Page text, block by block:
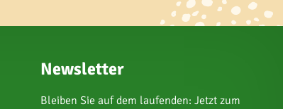
Newsletter
Bleiben Sie auf dem laufenden: Jetzt zum